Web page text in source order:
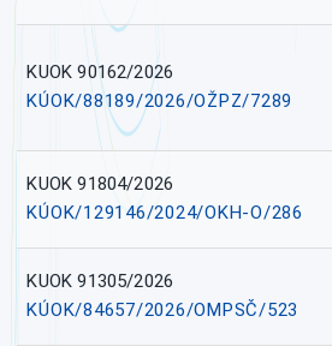
KUOK 90162/2026
KÚOK/88189/2026/OŽPZ/7289
KUOK 91804/2026
KÚOK/129146/2024/OKH-O/286
KUOK 91305/2026
KÚOK/84657/2026/OMPSČ/523